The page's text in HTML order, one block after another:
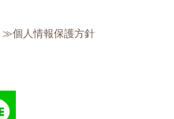
≫個人情報保護方針